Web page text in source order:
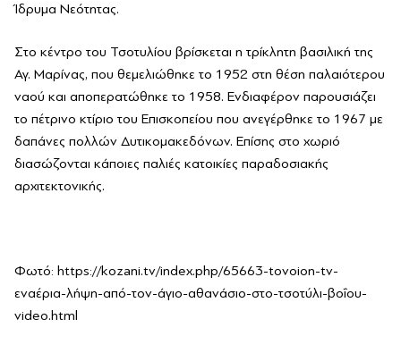
Ίδρυμα Νεότητας.
Στο κέντρο του Τσοτυλίου βρίσκεται η τρίκλητη βασιλική της
Αγ. Μαρίνας, που θεμελιώθηκε το 1952 στη θέση παλαιότερου
ναού και αποπερατώθηκε το 1958. Ενδιαφέρον παρουσιάζει
το πέτρινο κτίριο του Επισκοπείου που ανεγέρθηκε το 1967 με
δαπάνες πολλών Δυτικομακεδόνων. Επίσης στο χωριό
διασώζονται κάποιες παλιές κατοικίες παραδοσιακής
αρχιτεκτονικής.
Φωτό: https://kozani.tv/index.php/65663-tovoion-tv-
εναέρια-λήψη-από-τον-άγιο-αθανάσιο-στο-τσοτύλι-βοΐου-
video.html